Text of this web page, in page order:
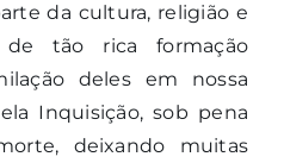
da cultura, religião e
tão rica formação
deles em nossa
Inquisição, sob pena
deixando muitas